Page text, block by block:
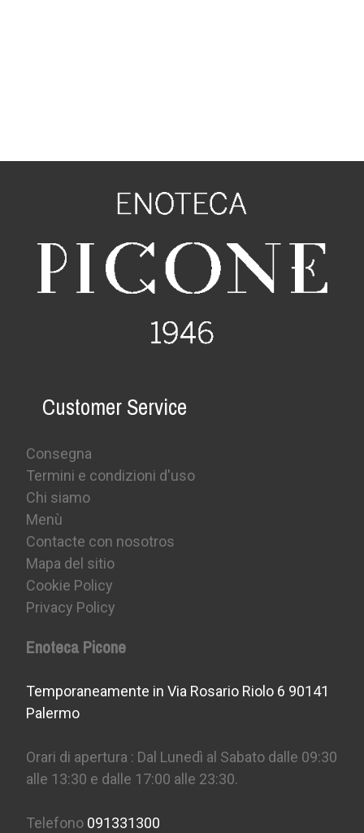
Customer Service
Consegna
Termini e condizioni d'uso
Chi siamo
Menù
Contacte con nosotros
Mapa del sitio
Cookie Policy
Privacy Policy
Enoteca Picone
Temporaneamente in Via Rosario Riolo 6 90141
Palermo
Orari di apertura : Dal Lunedì al Sabato dalle 09:30
alle 13:30 e dalle 17:00 alle 23:30.
Telefono 091331300